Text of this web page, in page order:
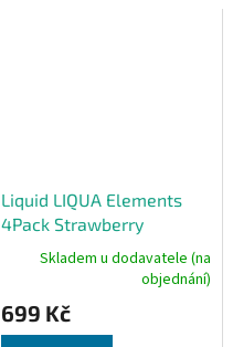
Liquid LIQUA Elements
4Pack Strawberry
4x10ml-6mg (Jahoda)
Skladem u dodavatele (na
objednání)
699 Kč